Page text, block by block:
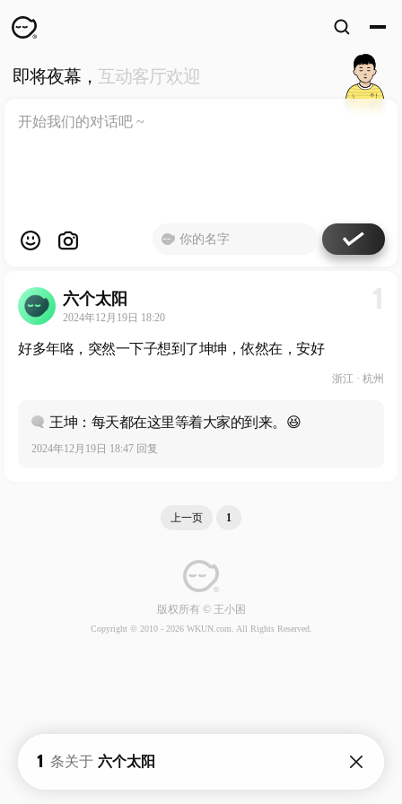
WKUN HOME
ABOUT ME
工作室
即将夜幕， 互动客厅欢迎
六个太阳
2024年12月19日 18:20
好多年咯，突然一下子想到了坤坤，依然在，安好
浙江 · 杭州
王坤：每天都在这里等着大家的到来。😆
2024年12月19日 18:47 回复
1 条关于 六个太阳
上一页 1
版权所有 © 王小困
Copyright © 2010 - 2026 WKUN.com. All Rights Reserved.